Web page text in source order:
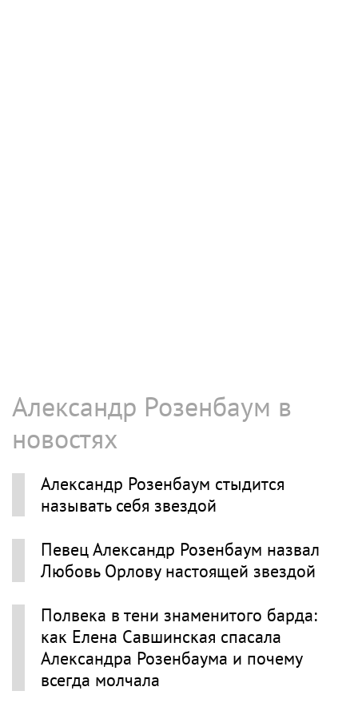
Александр Розенбаум в
новостях
Александр Розенбаум стыдится
называть себя звездой
Певец Александр Розенбаум назвал
Любовь Орлову настоящей звездой
Полвека в тени знаменитого барда:
как Елена Савшинская спасала
Александра Розенбаума и почему
всегда молчала